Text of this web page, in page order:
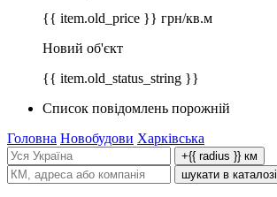
{{ item.old_price }} грн/кв.м
Новий об'єкт
{{ item.old_status_string }}
Список повідомлень порожній
Головна Новобудови Харківська
+{{ radius }} км
шукати в каталозі